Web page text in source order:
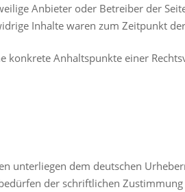
Anbieter oder Betreiber der
Inhalte waren zum Zeitpunkt
Anhaltspunkte einer
unterliegen dem deutschen
der schriftlichen